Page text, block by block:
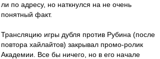
ли по адресу, но наткнулся на не очень
понятный факт.
Трансляцию игры дубля против Рубина (после
повтора хайлайтов) закрывал промо-ролик
Академии. Все бы ничего, но в его начале